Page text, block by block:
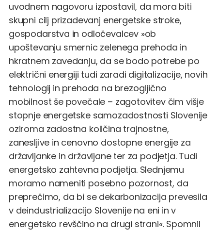
uvodnem nagovoru izpostavil, da mora biti
skupni cilj prizadevanj energetske stroke,
gospodarstva in odločevalcev »ob
upoštevanju smernic zelenega prehoda in
hkratnem zavedanju, da se bodo potrebe po
električni energiji tudi zaradi digitalizacije, novih
tehnologij in prehoda na brezogljično
mobilnost še povečale – zagotovitev čim višje
stopnje energetske samozadostnosti Slovenije
oziroma zadostna količina trajnostne,
zanesljive in cenovno dostopne energije za
državljanke in državljane ter za podjetja. Tudi
energetsko zahtevna podjetja. Slednjemu
moramo nameniti posebno pozornost, da
preprečimo, da bi se dekarbonizacija prevesila
v deindustrializacijo Slovenije na eni in v
energetsko revščino na drugi strani«. Spomnil